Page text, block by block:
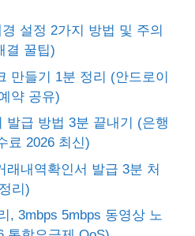
설정 2가지 방법 및 주의
결 꿀팁)
만들기 1분 정리 (안드로이
약 공유)
발급 방법 3분 끝내기 (은행
료 2026 최신)
래내역확인서 발급 3분 처
리)
, 3mbps 5mbps 동영상 노